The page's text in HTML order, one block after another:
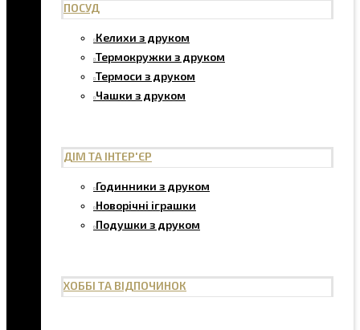
ПОСУД
Келихи з друком
Термокружки з друком
Термоси з друком
Чашки з друком
ДІМ ТА ІНТЕР'ЄР
Годинники з друком
Новорічні іграшки
Подушки з друком
ХОББІ ТА ВІДПОЧИНОК